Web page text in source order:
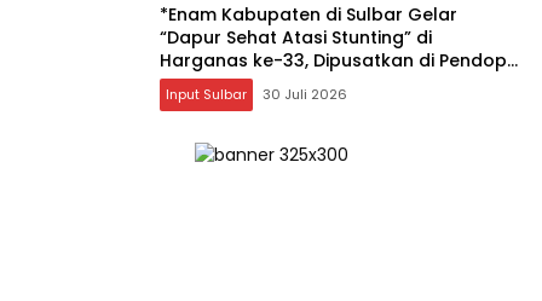
*Enam Kabupaten di Sulbar Gelar
“Dapur Sehat Atasi Stunting” di
Harganas ke-33, Dipusatkan di Pendopo
Rujab Bupati Majene*
Input Sulbar 30 Juli 2026